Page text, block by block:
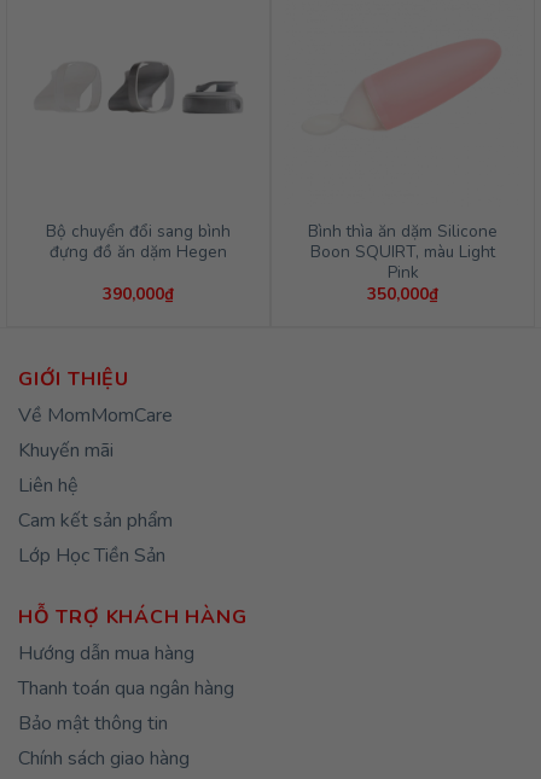
Bộ chuyển đổi sang bình
đựng đồ ăn dặm Hegen
390,000₫
Bình thìa ăn dặm Silicone
Boon SQUIRT, màu Light
Pink
350,000₫
GIỚI THIỆU
Về MomMomCare
Khuyến mãi
Liên hệ
Cam kết sản phẩm
Lớp Học Tiền Sản
HỖ TRỢ KHÁCH HÀNG
Hướng dẫn mua hàng
Thanh toán qua ngân hàng
Bảo mật thông tin
Chính sách giao hàng